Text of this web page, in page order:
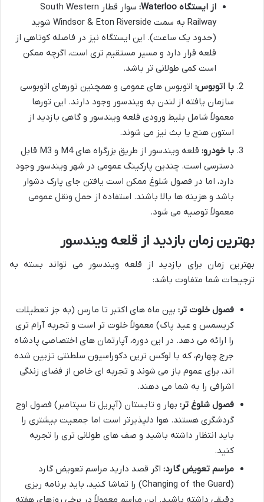
از ایستگاه Waterloo:
سوار قطار South Western
Railway به سمت Windsor & Eton Riverside شوید
(حدود یک ساعت). این ایستگاه نیز در فاصله کوتاهی از
قلعه قرار دارد و مسیر مستقیم تری است، اگرچه ممکن
است کمی طولانی تر باشد.
با اتوبوس: اتوبوس های عمومی و همچنین تورهای اتوبوسی
سازمان یافته از لندن به ویندسور وجود دارند. این تورها
معمولاً شامل بلیط ورودی قلعه ویندسور و گاهی بازدید از
استون هنج یا بث نیز می شوند.
با خودرو:
قلعه ویندسور از طریق بزرگراه های M4 و M3 قابل
دسترسی است. چندین پارکینگ عمومی در شهر ویندسور وجود
دارد، اما در فصول شلوغ ممکن است یافتن جای پارک دشوار
باشد و هزینه ها بالا باشند. استفاده از حمل ونقل عمومی
معمولاً توصیه می شود.
بهترین زمان بازدید از قلعه ویندسور
بهترین زمان برای بازدید از قلعه ویندسور می تواند بسته به
ترجیحات شما متفاوت باشد:
فصول خلوت تر: بین ماه های اکتبر تا مارس (به جز تعطیلات
کریسمس و عید پاک) معمولاً خلوت تر است و تجربه آرام تری
را ارائه می دهد. در این دوره، آپارتمان های اختصاصی پادشاه
جرج چهارم، که با لوکس ترین دکوراسیون سلطنتی تزیین شده
اند، برای عموم باز می شوند و تجربه ای خاص از فضای زندگی
اشرافی را به شما می دهند.
فصول شلوغ تر: بهار و تابستان (آپریل تا سپتامبر) فصول اوج
گردشگری هستند. هوا دلپذیرتر است اما جمعیت بیشتری را
باید انتظار داشته باشید و صف های طولانی تری را تجربه
کنید.
مراسم تعویض گارد: اگر قصد دارید مراسم تعویض گارد
(Changing of the Guard) را تماشا کنید، باید برنامه ریزی